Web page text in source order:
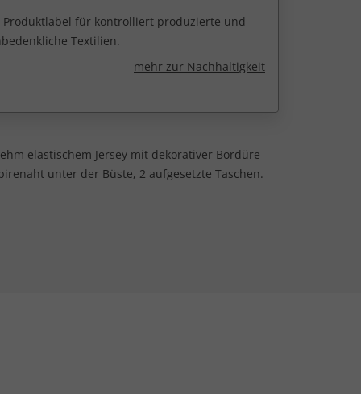
Produktlabel für kontrolliert produzierte und
Textilien.
mehr zur Nachhaltigkeit
elastischem Jersey mit dekorativer Bordüre
unter der Büste, 2 aufgesetzte Taschen.